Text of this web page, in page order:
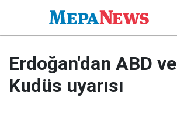
Erdoğan'dan ABD
Kudüs uyarısı